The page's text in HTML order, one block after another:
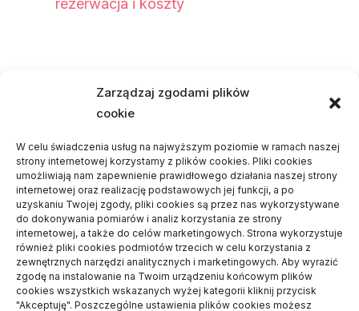
Zarządzaj zgodami plików
cookie
W celu świadczenia usług na najwyższym poziomie w ramach naszej
strony internetowej korzystamy z plików cookies. Pliki cookies
umożliwiają nam zapewnienie prawidłowego działania naszej strony
internetowej oraz realizację podstawowych jej funkcji, a po
uzyskaniu Twojej zgody, pliki cookies są przez nas wykorzystywane
do dokonywania pomiarów i analiz korzystania ze strony
internetowej, a także do celów marketingowych. Strona wykorzystuje
również pliki cookies podmiotów trzecich w celu korzystania z
zewnętrznych narzędzi analitycznych i marketingowych. Aby wyrazić
zgodę na instalowanie na Twoim urządzeniu końcowym plików
cookies wszystkich wskazanych wyżej kategorii kliknij przycisk
"Akceptuję". Poszczególne ustawienia plików cookies możesz
rezerwacja i koszty
-Odbiór mieszkania – po co się go
wykonuje
Dariusz-Czemu warto stawiać dom z
jednym wykonawcą
Frania-Na czym polega dieta
wegetariańska?
Daria-Jakie turystyczne meble będą
odpowiednie na podróż kamperem